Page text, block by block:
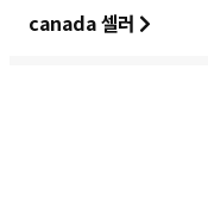
canada 셀러